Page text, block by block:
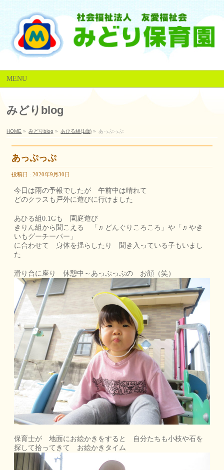
MENU
みどりblog
HOME » みどりblog » あひる組(1歳) » あっぷっぷ
あっぷっぷ
投稿日 : 2020年9月30日
今日は雨の予報でしたが 午前中は晴れて
どのクラスも戸外に遊びに行けました
あひる組0.1Gも 園庭遊び
きりん組から聞こえる 「♬どんぐりころころ」や「♬やき
いもグーチーパー」
に合わせて 身体を揺らしたり 聞き入っている子もいまし
た
滑り台に座り 休憩中～あっぷっぷの お顔（笑）
保育士が 地面にお絵かきをすると 自分たちも小枝や石を
探して拾ってきて お絵かきタイム